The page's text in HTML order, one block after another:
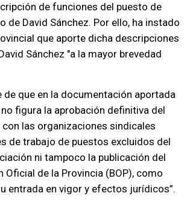
de funciones del puesto de
de David Sánchez. Por ello, ha instado
que aporte dicha descripciones
Sánchez "a la mayor brevedad
de que en la documentación aportada
figura la aprobación definitiva del
las organizaciones sindicales
de trabajo de puestos excluidos del
ni tampoco la publicación del
Oficial de la Provincia (BOP), como
entrada en vigor y efectos jurídicos”.